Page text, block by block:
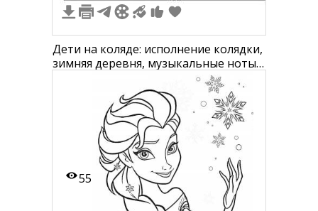
Дети на коляде: исполнение колядки,
зимняя деревня, музыкальные ноты,
снег, снежинки, деревья, дом, месяцы
55